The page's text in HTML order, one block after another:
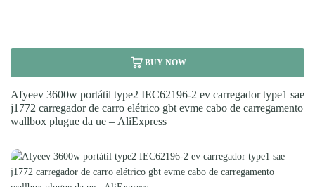
BUY NOW
Afyeev 3600w portátil type2 IEC62196-2 ev carregador type1 sae
j1772 carregador de carro elétrico gbt evme cabo de carregamento
wallbox plugue da ue – AliExpress